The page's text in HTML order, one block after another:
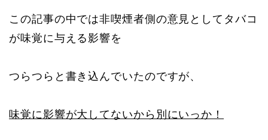
この記事の中では非喫煙者側の意見としてタバコ
が味覚に与える影響を
つらつらと書き込んでいたのですが、
味覚に影響が大してないから別にいっか！